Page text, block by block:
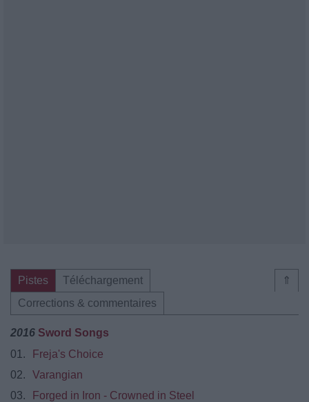
⇑
Pistes
Téléchargement
Corrections & commentaires
2016 Sword Songs
01.
Freja's Choice
02.
Varangian
03.
Forged in Iron - Crowned in Steel